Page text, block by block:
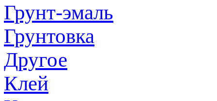
Грунт-эмаль
Грунтовка
Другое
Клей